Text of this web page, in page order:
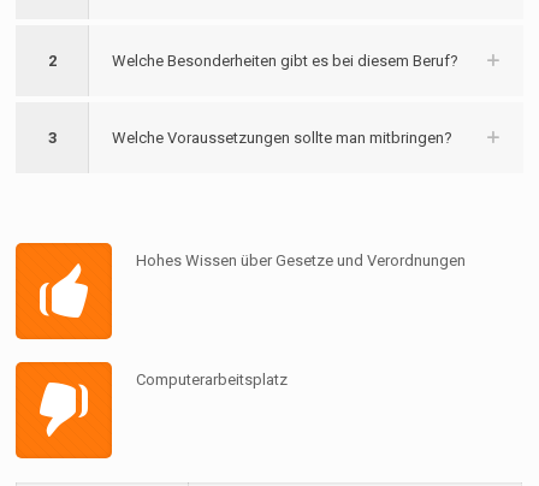
2 Welche Besonderheiten gibt es bei diesem Beruf?
3 Welche Voraussetzungen sollte man mitbringen?
Hohes Wissen über Gesetze und Verordnungen
Computerarbeitsplatz